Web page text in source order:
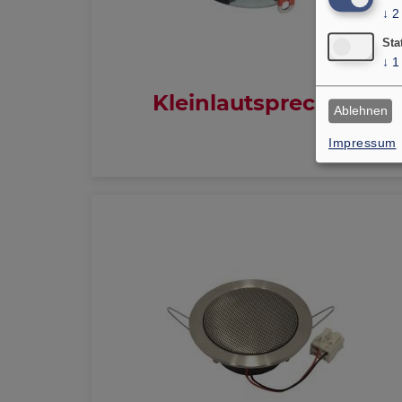
Kleinlautsprecher
Impressum
↓ 2
↓ 1
Ablehnen